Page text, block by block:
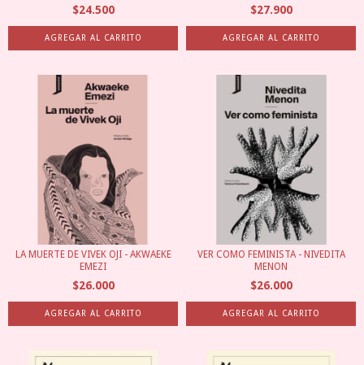
$24.500 $27.900
LA MUERTE DE VIVEK OJI - AKWAEKE
EMEZI
$26.000
VER COMO FEMINISTA - NIVEDITA
MENON
$26.000